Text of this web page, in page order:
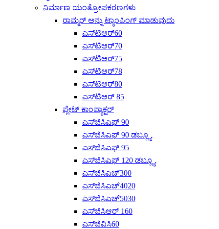
ನಿರ್ಮಾಣ ಯಂತ್ರೋಪಕರಣಗಳು
ರಾಮ್ಮರ್ ಅನ್ನು ಟ್ಯಾಂಪಿಂಗ್ ಮಾಡುವುದು
ಎಸ್‌ಟಿಆರ್60
ಎಸ್‌ಟಿಆರ್70
ಎಸ್‌ಟಿಆರ್75
ಎಸ್‌ಟಿಆರ್78
ಎಸ್‌ಟಿಆರ್80
ಎಸ್‌ಟಿಆರ್ 85
ಪ್ಲೇಟ್ ಕಾಂಪ್ಯಾಕ್ಟರ್
ಎಸ್‌ಜಿಸಿಎಫ್ 90
ಎಸ್‌ಜಿಸಿಎಫ್ 90 ಡಬ್ಲ್ಯೂ
ಎಸ್‌ಜಿಸಿಎಫ್ 95
ಎಸ್‌ಜಿಸಿಎಫ್ 120 ಡಬ್ಲ್ಯೂ
ಎಸ್‌ಜಿಸಿಎಚ್300
ಎಸ್‌ಜಿಸಿಎಚ್4020
ಎಸ್‌ಜಿಸಿಎಚ್‌5030
ಎಸ್‌ಜಿಸಿಆರ್ 160
ಎಸ್‌ಜಿವಿಸಿ60